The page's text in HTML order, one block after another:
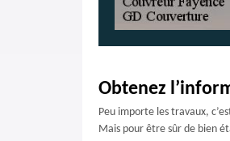
Obtenez
Peu importe les travaux,
Mais pour être sûr de bien